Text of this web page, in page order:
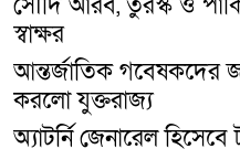
স্বাক্ষর
আন্তর্জাতিক গবেষকদের
করলো যুক্তরাজ্য
অ্যাটর্নি জেনারেল